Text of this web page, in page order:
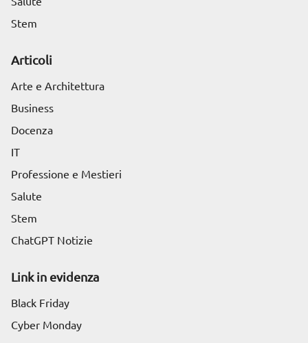
Stem
Articoli
Arte e Architettura
Business
Docenza
IT
Professione e Mestieri
Salute
Stem
ChatGPT Notizie
Link in evidenza
Black Friday
Cyber Monday